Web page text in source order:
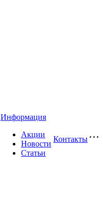
Информация
Акции
Новости
Статьи
Контакты